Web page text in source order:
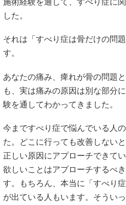
施術経験を通して、すべり症に
した。
それは「すべり症は骨だけの問
す。
あなたの痛み、痺れが骨の問題
も、実は痛みの原因は別な部分
験を通してわかってきました。
今まですべり症で悩んでいる人
た。どこに行っても改善しない
正しい原因にアプローチできて
欲しいことはアプローチするべ
す。もちろん、本当に「すべり
が出ている人もいます。そうい